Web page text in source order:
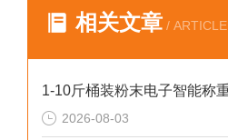
相关文章 / ARTICLE
2026-08-03